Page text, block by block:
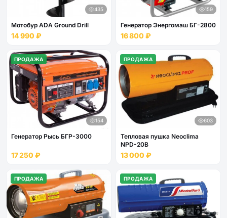
435
Мотобур ADA Ground Drill
14 990 ₽
159
Генератор Энергомаш БГ-2800
16 800 ₽
ПРОДАЖА
154
Генератор Рысь БГР-3000
17 250 ₽
ПРОДАЖА
603
Тепловая пушка Neoclima
NPD-20B
13 000 ₽
ПРОДАЖА ПРОДАЖА